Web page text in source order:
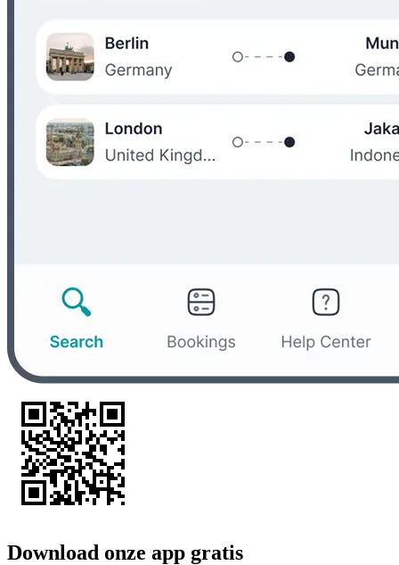
Download onze app gratis